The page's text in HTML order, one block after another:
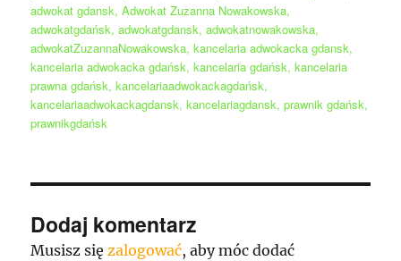
adwokat gdansk,Adwokat Zuzanna Nowakowska,
adwokatgdańsk,adwokatgdansk,adwokatnowakowska,
adwokatZuzannaNowakowska,kancelaria adwokacka gdansk,
kancelaria adwokacka gdańsk,kancelaria gdańsk,kancelaria
prawna gdańsk,kancelariaadwokackagdańsk,
kancelariaadwokackagdansk,kancelariagdansk,prawnik gdańsk,
prawnikgdańsk
Dodaj komentarz
Musisz się zalogować, aby móc dodać